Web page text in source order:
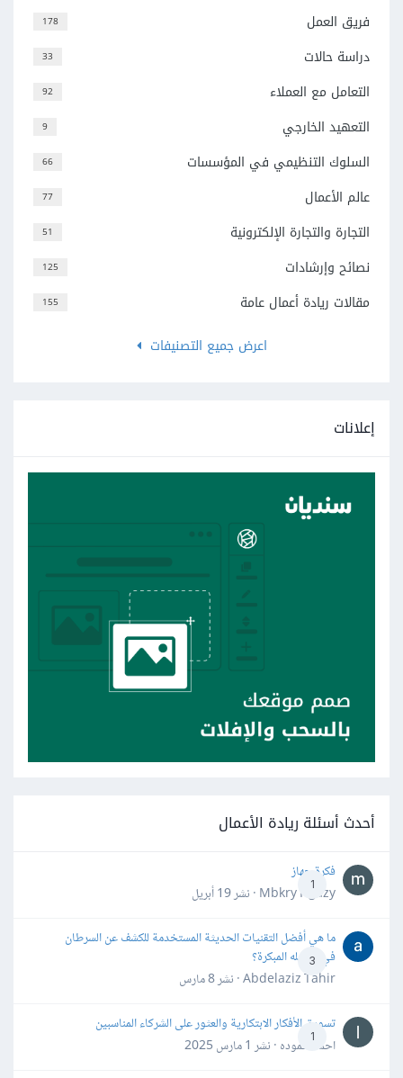
178 فريق العمل
33 دراسة حالات
92 التعامل مع العملاء
9 التعهيد الخارجي
66 السلوك التنظيمي في المؤسسات
77 عالم الأعمال
51 التجارة والتجارة الإلكترونية
125 نصائح وإرشادات
155
مقالات ريادة أعمال عامة
اعرض جميع التصنيفات
إعلانات
أحدث أسئلة ريادة الأعمال
1
فكرة جهاز
Mbkry Hgazy · نشر
19 أبريل
3
ما هي أفضل التقنيات الحديثة المستخدمة للكشف عن السرطان
في مراحله المبكرة؟
Abdelaziz Tahir · نشر
8 مارس
1
تسويق الأفكار الابتكارية والعثور على الشركاء المناسبين
احمد حموده · نشر 1 مارس 2025